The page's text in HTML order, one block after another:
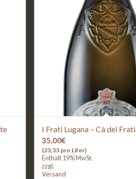
I Frati Lugana – Cà dei Frati
35,00€
(23,33 pro Liter)
Enthält 19% MwSt.
zzgl.
Versand